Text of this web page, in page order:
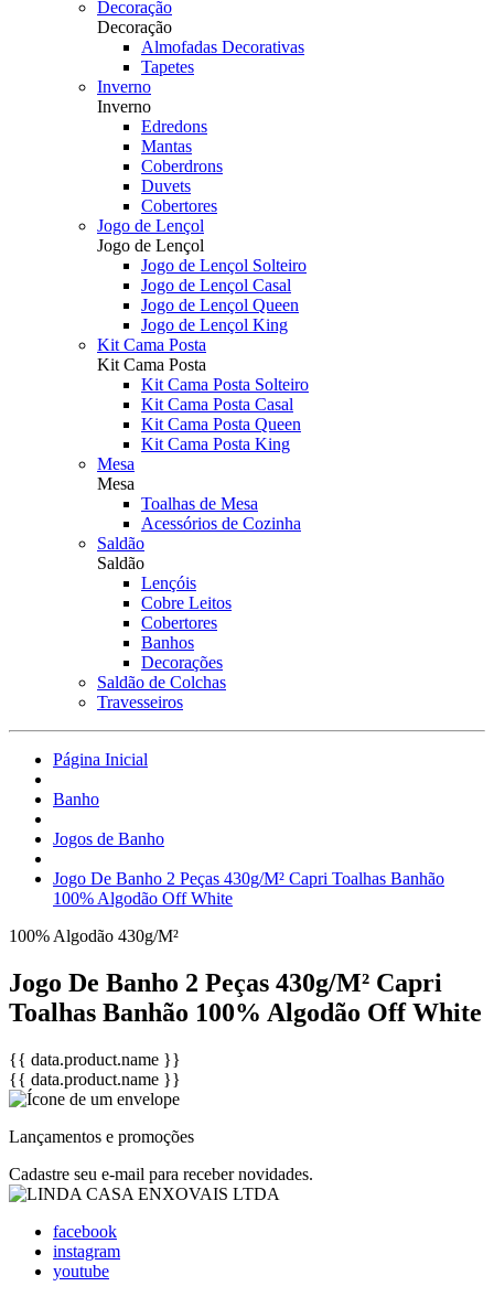
Decoração
Decoração
Almofadas Decorativas
Tapetes
Inverno
Inverno
Edredons
Mantas
Coberdrons
Duvets
Cobertores
Jogo de Lençol
Jogo de Lençol
Jogo de Lençol Solteiro
Jogo de Lençol Casal
Jogo de Lençol Queen
Jogo de Lençol King
Kit Cama Posta
Kit Cama Posta
Kit Cama Posta Solteiro
Kit Cama Posta Casal
Kit Cama Posta Queen
Kit Cama Posta King
Mesa
Mesa
Toalhas de Mesa
Acessórios de Cozinha
Saldão
Saldão
Lençóis
Cobre Leitos
Cobertores
Banhos
Decorações
Saldão de Colchas
Travesseiros
Página Inicial
Banho
Jogos de Banho
Jogo De Banho 2 Peças 430g/M² Capri Toalhas Banhão
100% Algodão Off White
100% Algodão 430g/M²
Jogo De Banho 2 Peças 430g/M² Capri
Toalhas Banhão 100% Algodão Off White
{{ data.product.name }}
{{ data.product.name }}
Lançamentos e promoções
Cadastre seu e-mail para receber novidades.
facebook
instagram
youtube